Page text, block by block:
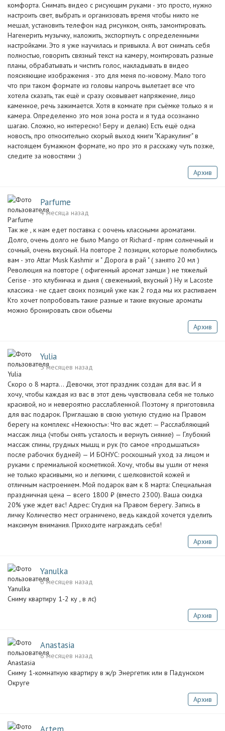
комфорта. Снимать видео с рисующим руками - это просто, нужно
настроить свет, выбрать и организовать время чтобы никто не
мешал, установить телефон над рисунком, снять, замонтировать.
Нагенерить музычку, наложить, экспортнуть с определенными
настройками. Это я уже научилась и привыкла. А вот снимать себя
полностью, говорить связный текст на камеру, монтировать разные
планы, обрабатывать и чистить голос, накладывать в видео
поясняющие изображения - это для меня по-новому. Мало того
что при таком формате из головы напрочь вылетает все что
хотела сказать, так ещё и сразу сковывает напряжение, лицо
каменное, речь зажимается. Хотя в комнате при съёмке только я и
камера. Определенно это моя зона роста и я туда осознанно
шагаю. Сложно, но интересно! Беру и делаю) Есть ещё одна
новость, про относительно скорый выход книги "Каракулинг" в
настоящем бумажном формате, но про это я расскажу чуть позже,
следите за новостями ;)
Архив
Parfume
4 месяца назад
Так же , к нам едет поставка с оочень классными ароматами.
Долго, очень долго не было Mango от Richard - прям солнечный и
сочный, очень вкусный. На повторе 2 позиции, которые полюбились
вам - это Attar Musk Kashmir и " Дорога в рай " ( занято 20 мл )
Революция на повторе ( офигенный аромат замши ) не тяжелый
Cerise - это клубничка и дыня ( свеженький, вкусный ) Ну и Lacoste
классика - не сдает своих позиций уже как 2 года мы их распиваем
Кто хочет попробовать такие разные и такие вкусные ароматы
можно бронировать свои обьемы
Архив
Yulia
5 месяцев назад
Скоро о 8 марта… Девочки, этот праздник создан для вас. И я
хочу, чтобы каждая из вас в этот день чувствовала себя не только
красивой, но и невероятно расслабленной. Поэтому я приготовила
для вас подарок. Приглашаю в свою уютную студию на Правом
берегу на комплекс «Нежность»: Что вас ждет: — Расслабляющий
массаж лица (чтобы снять усталость и вернуть сияние) — Глубокий
массаж спины, грудных мышц и рук (то самое «продышаться»
после рабочих будней) — И БОНУС: роскошный уход за лицом и
руками с премиальной косметикой. Хочу, чтобы вы ушли от меня
не только красивыми, но и легкими, с шелковистой кожей и
отличным настроением. Мой подарок вам к 8 марта: Специальная
праздничная цена — всего 1800 ₽ (вместо 2300). Ваша скидка
20% уже ждет вас! Адрес: Студия на Правом берегу. Запись в
личку Количество мест ограничено, ведь каждой хочется уделить
максимум внимания. Приходите награждать себя!
Архив
Yanulka
6 месяцев назад
Сниму квартиру 1-2 ку , в лс)
Архив
Anastasia
8 месяцев назад
Сниму 1-комнатную квартиру в ж/р Энергетик или в Падунском
Округе
Архив